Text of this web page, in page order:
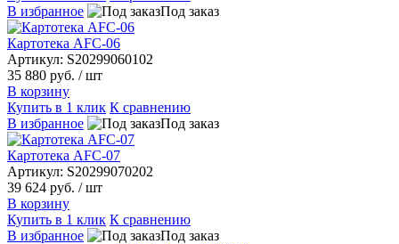
В избранное
Под заказ
Картотека AFC-06
Артикул: S20299060102
35 880 руб. / шт
В корзину
Купить в 1 клик К сравнению
В избранное
Под заказ
Картотека AFC-07
Артикул: S20299070202
39 624 руб. / шт
В корзину
Купить в 1 клик К сравнению
В избранное
Под заказ